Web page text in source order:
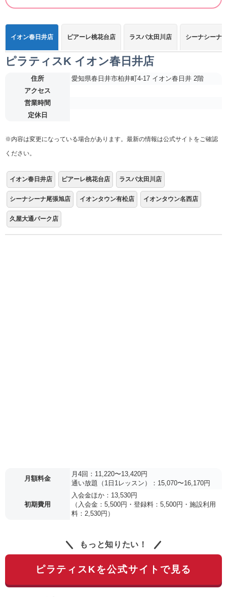
イオン春日井店 ピアーレ桃花台店 ラスパ太田川店 シーナシーナ
ピラティスK イオン春日井店
住所
愛知県春日井市柏井町4-17 イオン春日井 2階
アクセス
営業時間
定休日
※内容は変更になっている場合があります。最新の情報は公式サイトをご確認
ください。
イオン春日井店 ピアーレ桃花台店 ラスパ太田川店
シーナシーナ尾張旭店 イオンタウン有松店 イオンタウン名西店
久屋大通パーク店
月額料金
月4回：11,220〜13,420円
通い放題（1日1レッスン）：15,070〜16,170円
初期費用
入会金ほか：13,530円
（入会金：5,500円・登録料：5,500円・施設利用
料：2,530円）
もっと知りたい！
ピラティスKを公式サイトで見る